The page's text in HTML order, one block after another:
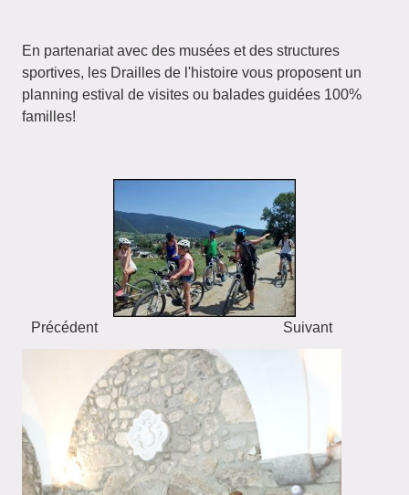
En partenariat avec des musées et des structures
sportives, les Drailles de l'histoire vous proposent un
planning estival de visites ou balades guidées 100%
familles!
Précédent Suivant